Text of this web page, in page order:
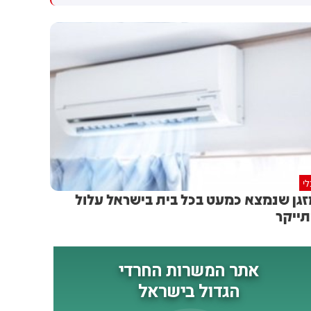
בזירה להגנה על הגבעה שבה
מתגוררים תושבים. בעקבות
השרפה, ציר התנועה נחסם לשני
והטילו על קליין לשלם לליכוד
הוצאות
שנמצא כמעט בכל בית בישראל עלול